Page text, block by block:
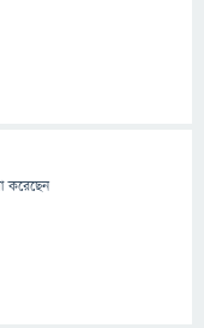
করেছেন